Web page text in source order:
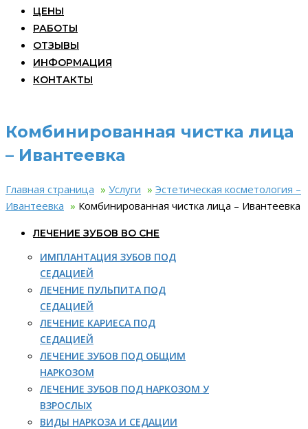
ЦЕНЫ
РАБОТЫ
ОТЗЫВЫ
ИНФОРМАЦИЯ
КОНТАКТЫ
Комбинированная чистка лица
– Ивантеевка
Главная страница » Услуги » Эстетическая косметология –
Ивантеевка » Комбинированная чистка лица – Ивантеевка
ЛЕЧЕНИЕ ЗУБОВ ВО СНЕ
ИМПЛАНТАЦИЯ ЗУБОВ ПОД
СЕДАЦИЕЙ
ЛЕЧЕНИЕ ПУЛЬПИТА ПОД
СЕДАЦИЕЙ
ЛЕЧЕНИЕ КАРИЕСА ПОД
СЕДАЦИЕЙ
ЛЕЧЕНИЕ ЗУБОВ ПОД ОБЩИМ
НАРКОЗОМ
ЛЕЧЕНИЕ ЗУБОВ ПОД НАРКОЗОМ У
ВЗРОСЛЫХ
ВИДЫ НАРКОЗА И СЕДАЦИИ